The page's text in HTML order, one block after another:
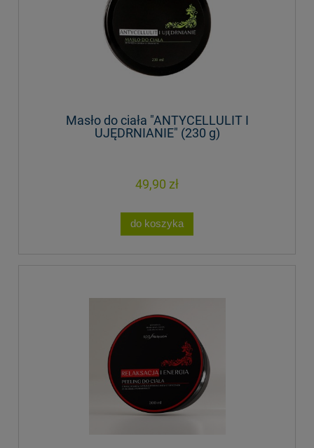
Masło do ciała "ANTYCELLULIT I
UJĘDRNIANIE" (230 g)
49,90 zł
do koszyka